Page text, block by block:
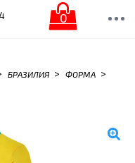
0
БРАЗИЛИЯ > ФОРМА >